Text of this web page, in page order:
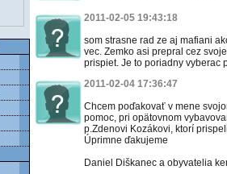
2011-02-05 19:43:18
som strasne rad ze aj mafiani
vec. Zemko asi prepral cez
prispiet. Je to poriadny vyberac
2011-02-04 17:36:47
Chcem poďakovať v mene
pomoc, pri opätovnom
p.Zdenovi Kozákovi, ktorí
Úprimne ďakujeme
Daniel Diškanec a obyvatelia